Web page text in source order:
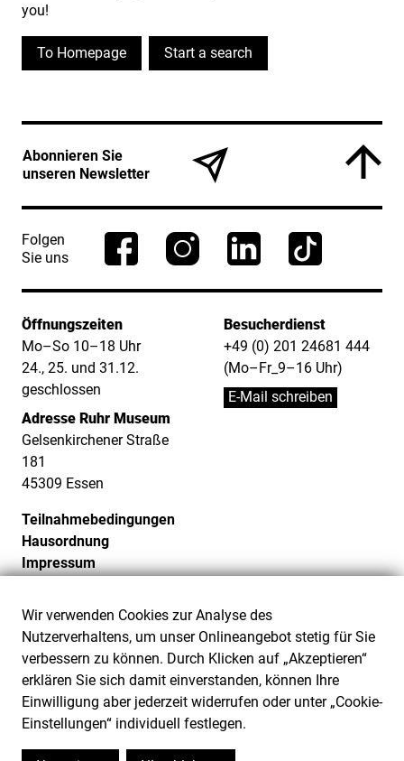
Wir verwenden Cookies zur Analyse des
Nutzerverhaltens, um unser Onlineangebot stetig für Sie
verbessern zu können. Durch Klicken auf „Akzeptieren“
erklären Sie sich damit einverstanden, können Ihre
Einwilligung aber jederzeit widerrufen oder unter „Cookie-
Einstellungen“ individuell festlegen.
you!
To Homepage Start a search
Abonnieren Sie
unseren Newsletter
Folgen
Sie uns
Öffnungszeiten
Mo–So 10–18 Uhr
24., 25. und 31.12.
geschlossen
Adresse Ruhr Museum
Gelsenkirchener Straße
181
45309 Essen
Besucherdienst
+49 (0) 201 24681 444
(Mo–Fr_9–16 Uhr)
E-Mail schreiben
Teilnahmebedingungen
Hausordnung
Impressum
Cookie-Einstellungen
Barrierefreiheit
Barriere melden